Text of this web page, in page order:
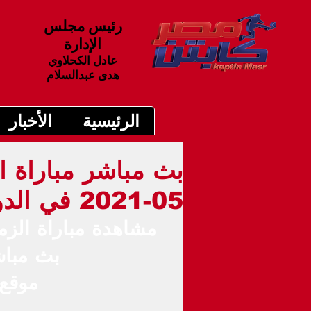
رئيس مجلس
الإدارة
عادل الكحلاوي
هدى عبدالسلام
الرئيسية الأخبار
05-2021 في الدوري المصري 9م